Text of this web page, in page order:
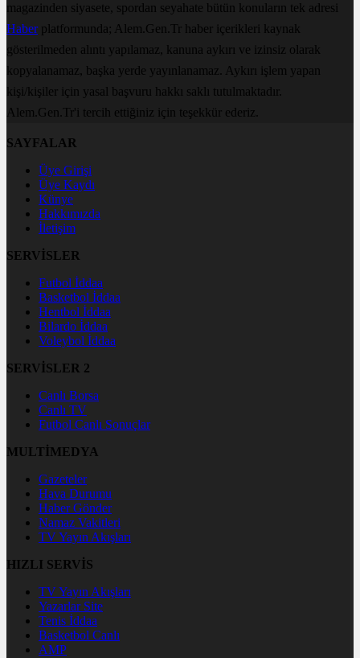
magazinden siyasete, spordan seyahate bütün konuların tek adresi
Haberplatformunda; Alem.Gen.Tr haber içerikleri kaynak
gösterilmeden alıntı yapılamaz, kanuna aykırı ve izinsiz olarak
kopyalanamaz, başka yerde yayınlanamaz. Aykırı işlem yapan
kişi/kişiler için yasal başvuru hakkı saklı tutulmaktadır.
Alem.Gen.Tr'i tercih ettiğiniz için teşekkür ederiz.
SAYFALAR
Üye Girişi
Üye Kaydı
Künye
Hakkımızda
İletişim
SERVİSLER
Futbol İddaa
Basketbol İddaa
Hentbol İddaa
Bilardo İddaa
Voleybol İddaa
SERVİSLER 2
Canlı Borsa
Canlı TV
Futbol Canlı Sonuçlar
MULTİMEDYA
Gazeteler
Hava Durumu
Haber Gönder
Namaz Vakitleri
TV Yayın Akışları
HIZLI SERVİS
TV Yayın Akışları
Yazarlar Site
Tenis İddaa
Basketbol Canlı
AMP